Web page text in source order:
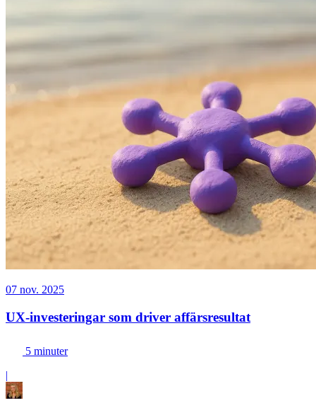
07 nov. 2025
UX-investeringar som driver affärsresultat
5 minuter